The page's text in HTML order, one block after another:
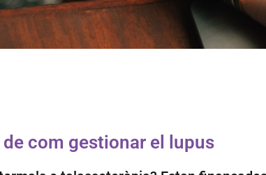
com gestionar el lupus